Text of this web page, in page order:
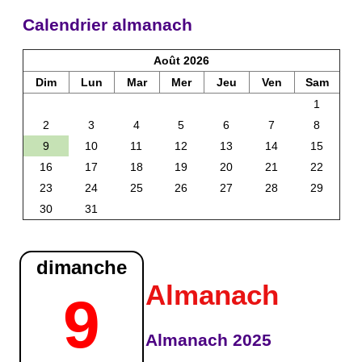
Calendrier almanach
Août 2026
Dim
Lun Mar Mer Jeu Ven
Sam
1
2
3 4 5 6 7
8
9
10 11 12 13 14
15
16
17 18 19 20 21
22
23
24 25 26 27 28
29
30
31
dimanche
9 Almanach
Almanach 2025